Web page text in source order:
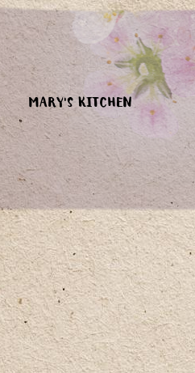
MARY'S KITCHEN